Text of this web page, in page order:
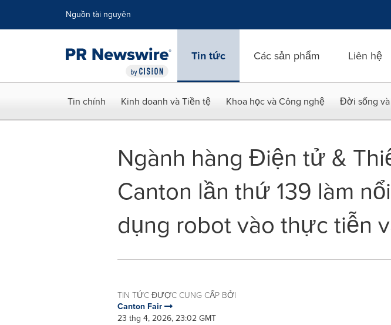
Nguồn tài nguyên
Tin tức Các sản phẩm Liên hệ
Tin chính Kinh doanh và Tiền tệ Khoa học và Công nghệ Đời sống
Ngành hàng Điện tử &
Canton lần thứ 139 làm
dụng robot vào thực tiễn
TIN TỨC ĐƯỢC CUNG CẤP BỞI
Canton Fair
23 thg 4, 2026, 23:02 GMT